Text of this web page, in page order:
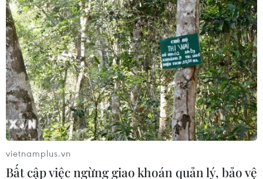
Mua sắm trực tuyến cùng thẻ ghi nợ nội
vietnamplus.vn
Bất cập việc ngừng giao khoán quản lý, bảo vệ